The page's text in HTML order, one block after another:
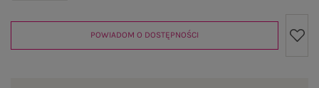
POWIADOM O DOSTĘPNOŚCI